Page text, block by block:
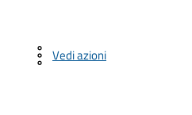
Vedi azioni